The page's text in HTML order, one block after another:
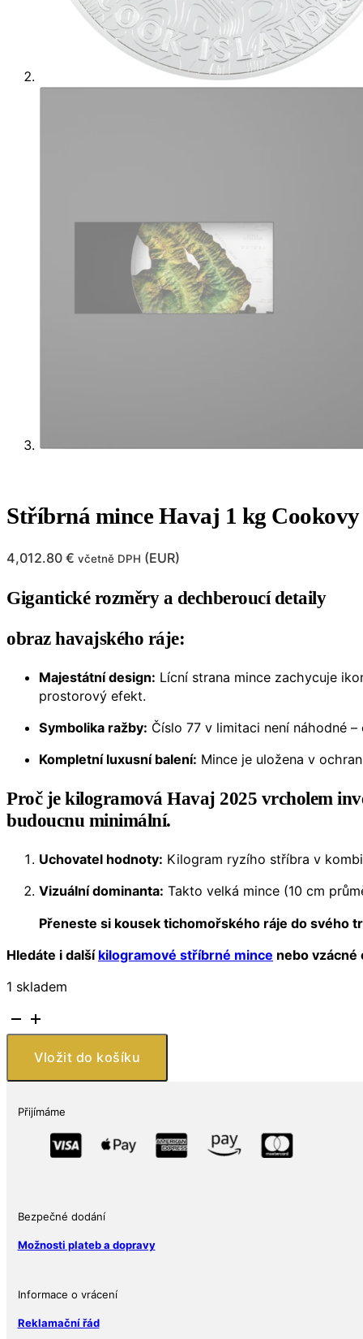
Stříbrná mince Havaj 1 kg
4,012.80 € včetně DPH (EUR)
Gigantické rozměry a dechberoucí detaily
obraz havajského ráje:
Majestátní design: Lícní strana mince zachycuje
prostorový efekt.
Symbolika ražby: Číslo 77 v limitaci není náhodné
Kompletní luxusní balení: Mince je uložena v
Proč je kilogramová Havaj 2025 vrcholem
budoucnu minimální.
Uchovatel hodnoty: Kilogram ryzího stříbra v
Vizuální dominanta: Takto velká mince (10 cm
Přeneste si kousek tichomořského ráje do svého
Hledáte i další kilogramové stříbrné mince nebo
1 skladem
Stříbrná
mince
Havaj
Cookovy
ostrovy
Ultra
Rarita
Vložit do košíku
Přijímáme
Bezpečné dodání
Možnosti plateb a dopravy
Informace o vrácení
Reklamační řád